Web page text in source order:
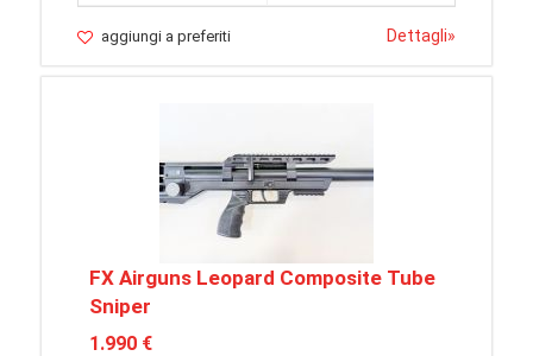
aggiungi a preferiti Dettagli»
FX Airguns Leopard Composite Tube
Sniper
1.990 €